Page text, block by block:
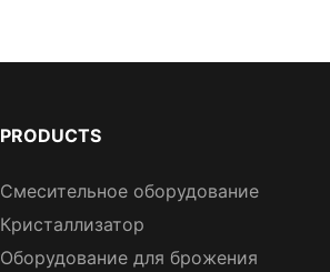
PRODUCTS
Смесительное оборудование
Кристаллизатор
Оборудование для брожения